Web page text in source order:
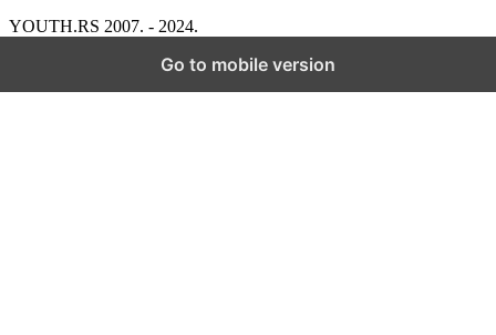
YOUTH.RS 2007. - 2024.
Go to mobile version